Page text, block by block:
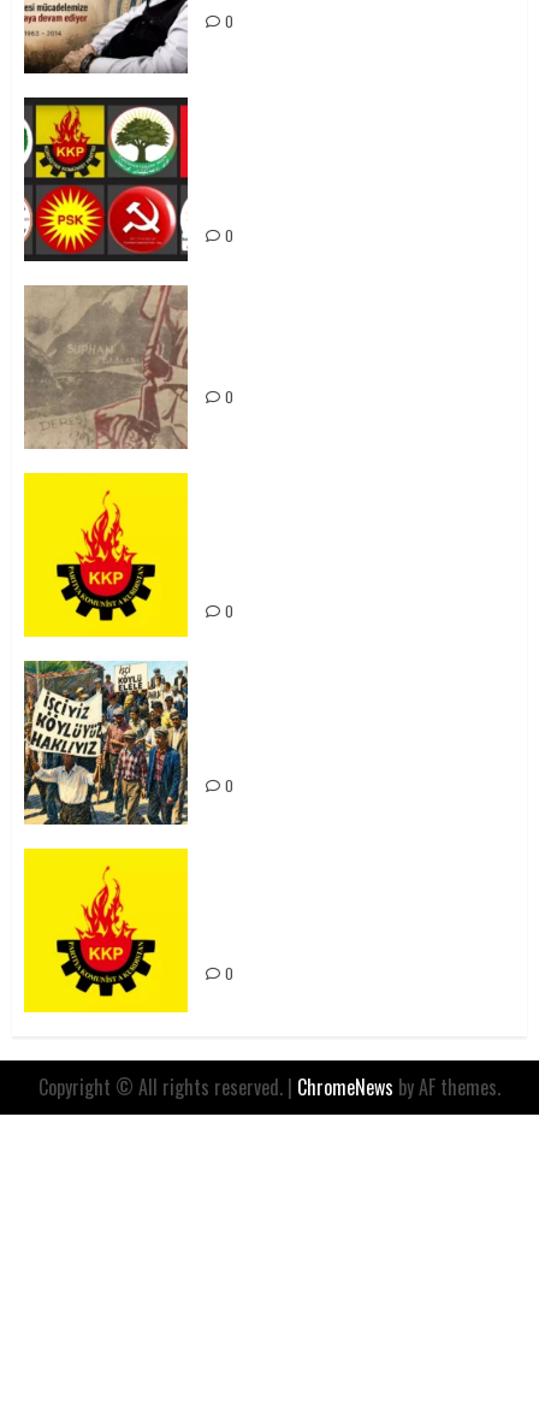
0
0
0
0
0
0
Copyright © All rights reserved. | ChromeNews by AF themes.